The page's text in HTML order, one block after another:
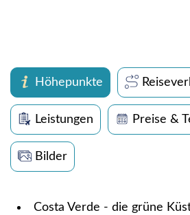
Höhepunkte
Leistungen Preise &
Bilder
Costa Verde - die grüne